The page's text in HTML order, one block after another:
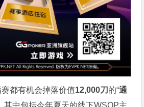
都有机会掉落价值12,000刀 的“通
其中包括今年夏天的线下WSOP主